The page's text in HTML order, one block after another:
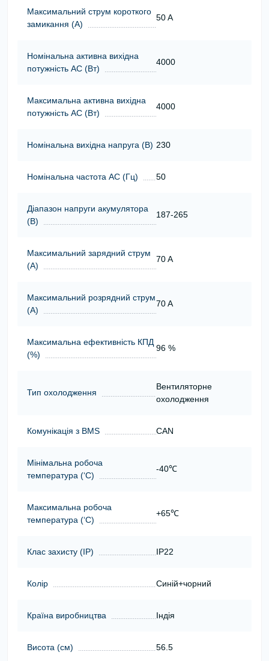
Максимальний струм короткого
замикання (А)
50 A
Номінальна активна вихідна
потужність АС (Вт)
4000
Максимальна активна вихідна
потужність АС (Вт)
4000
Номінальна вихідна напруга (В) 230
Номінальна частота АС (Гц) 50
Діапазон напруги акумулятора
(В)
187-265
Максимальний зарядний струм
(А)
70 A
Максимальний розрядний струм
(А)
70 A
Максимальна ефективність КПД
(%)
96 %
Тип охолодження
Вентиляторне
охолодження
Комунікація з BMS CAN
Мінімальна робоча
температура (‘С)
-40℃
Максимальна робоча
температура (‘С)
+65℃
Клас захисту (ІР) IP22
Колір Синій+чорний
Країна виробництва Індія
Висота (cм) 56.5